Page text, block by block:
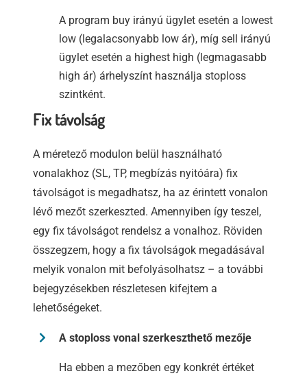
A program buy irányú ügylet esetén a lowest
low (legalacsonyabb low ár), míg sell irányú
ügylet esetén a highest high (legmagasabb
high ár) árhelyszínt használja stoploss
szintként.
Fix távolság
A méretező modulon belül használható
vonalakhoz (SL, TP, megbízás nyitóára) fix
távolságot is megadhatsz, ha az érintett vonalon
lévő mezőt szerkeszted. Amennyiben így teszel,
egy fix távolságot rendelsz a vonalhoz. Röviden
összegzem, hogy a fix távolságok megadásával
melyik vonalon mit befolyásolhatsz – a további
bejegyzésekben részletesen kifejtem a
lehetőségeket.
A stoploss vonal szerkeszthető mezője
Ha ebben a mezőben egy konkrét értéket